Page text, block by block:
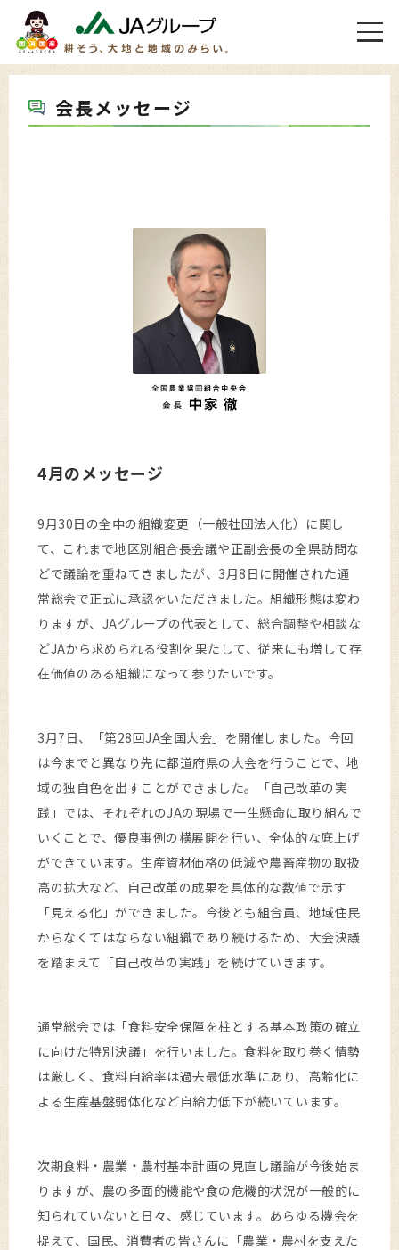
会長メッセージ
4月のメッセージ
9月30日の全中の組織変更（一般社団法人化）に関し
て、これまで地区別組合長会議や正副会長の全県訪問な
どで議論を重ねてきましたが、3月8日に開催された通
常総会で正式に承認をいただきました。組織形態は変わ
りますが、JAグループの代表として、総合調整や相談な
どJAから求められる役割を果たして、従来にも増して存
在価値のある組織になって参りたいです。
3月7日、「第28回JA全国大会」を開催しました。今回
は今までと異なり先に都道府県の大会を行うことで、地
域の独自色を出すことができました。「自己改革の実
践」では、それぞれのJAの現場で一生懸命に取り組んで
いくことで、優良事例の横展開を行い、全体的な底上げ
ができています。生産資材価格の低減や農畜産物の取扱
高の拡大など、自己改革の成果を具体的な数値で示す
「見える化」ができました。今後とも組合員、地域住民
からなくてはならない組織であり続けるため、大会決議
を踏まえて「自己改革の実践」を続けていきます。
通常総会では「食料安全保障を柱とする基本政策の確立
に向けた特別決議」を行いました。食料を取り巻く情勢
は厳しく、食料自給率は過去最低水準にあり、高齢化に
よる生産基盤弱体化など自給力低下が続いています。
次期食料・農業・農村基本計画の見直し議論が今後始ま
りますが、農の多面的機能や食の危機的状況が一般的に
知られていないと日々、感じています。あらゆる機会を
捉えて、国民、消費者の皆さんに「農業・農村を支えた